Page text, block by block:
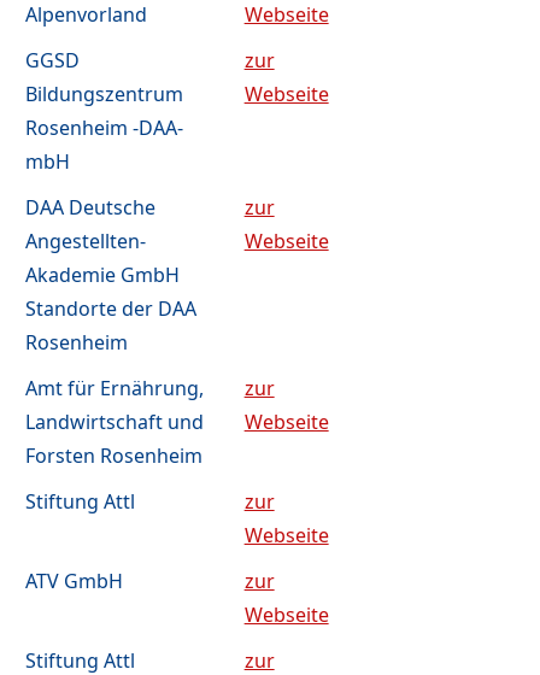
Alpenvorland
Webseite
GGSD
Bildungszentrum
Rosenheim -DAA-
mbH
zur
Webseite
DAA Deutsche
Angestellten-
Akademie GmbH
Standorte der DAA
Rosenheim
zur
Webseite
Amt für Ernährung,
Landwirtschaft und
Forsten Rosenheim
zur
Webseite
Stiftung Attl
zur
Webseite
ATV GmbH
zur
Webseite
Stiftung Attl
zur